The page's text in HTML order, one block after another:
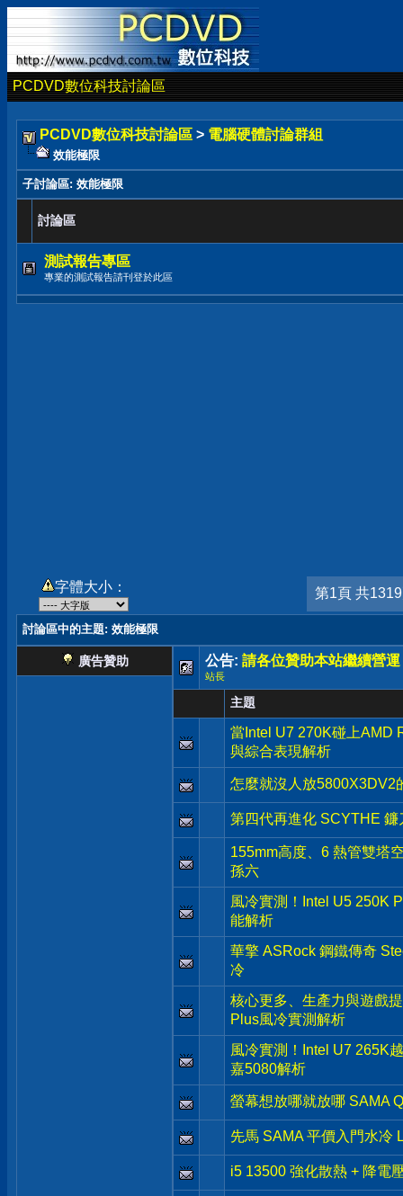
PCDVD數位科技討論區
PCDVD數位科技討論區 > 電腦硬體討論群組
效能極限
子討論區: 效能極限
討論區
測試報告專區
專業的測試報告請刊登於此區
字體大小： 第1頁 共
討論區中的主題: 效能極限
廣告贊助 公告: 請各位贊助本站繼續營運
站長
主題
當Intel U7 270K碰上AMD
與綜合表現解析
怎麼就沒人放5800X3DV2
第四代再進化 SCYTHE
155mm高度、6 熱管雙塔
孫六
風冷實測！Intel U5 250K
能解析
華擎 ASRock 鋼鐵傳奇
冷
核心更多、生產力與遊戲
Plus風冷實測解析
風冷實測！Intel U7 265K
嘉5080解析
螢幕想放哪就放哪 SAMA
先馬 SAMA 平價入門水冷
i5 13500 強化散熱 + 降電